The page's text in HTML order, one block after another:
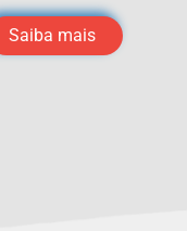
Saiba mais